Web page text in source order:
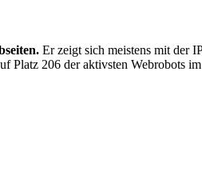
Er zeigt sich meistens mit der
Platz 206 der aktivsten Webrobots